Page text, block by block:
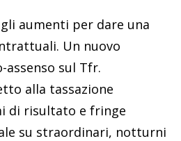
aumenti per dare una
Un nuovo
assenso sul Tfr.
alla tassazione
di risultato e fringe
su straordinari, notturni